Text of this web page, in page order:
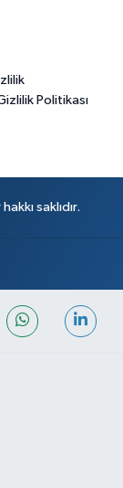
Politikası
saklıdır.